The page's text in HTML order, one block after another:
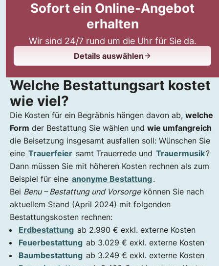
Sofort ein Online-Angebot
erhalten
Wir sind 24/7 rund um die Uhr für Sie da.
Details auswählen
Welche Bestattungsart kostet
wie viel?
Die Kosten für ein Begräbnis hängen davon ab, welche
Form der Bestattung Sie wählen und wie umfangreich
die Beisetzung insgesamt ausfallen soll: Wünschen Sie
eine Trauerfeier samt Trauerrede und Trauermusik?
Dann müssen Sie mit höheren Kosten rechnen als zum
Beispiel für eine anonyme Bestattung.
Bei Benu – Bestattung und Vorsorgekönnen Sie nach
aktuellem Stand (April 2024) mit folgenden
Bestattungskosten rechnen:
Erdbestattung ab 2.990 € exkl. externe Kosten
Feuerbestattung ab 3.029 € exkl. externe Kosten
Baumbestattung ab 3.249 € exkl. externe Kosten